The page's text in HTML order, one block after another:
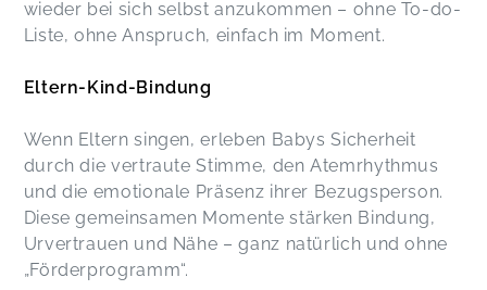
wieder bei sich selbst anzukommen – ohne To-do-
Liste, ohne Anspruch, einfach im Moment.
Eltern-Kind-Bindung
Wenn Eltern singen, erleben Babys Sicherheit
durch die vertraute Stimme, den Atemrhythmus
und die emotionale Präsenz ihrer Bezugsperson.
Diese gemeinsamen Momente stärken Bindung,
Urvertrauen und Nähe – ganz natürlich und ohne
„Förderprogramm“.